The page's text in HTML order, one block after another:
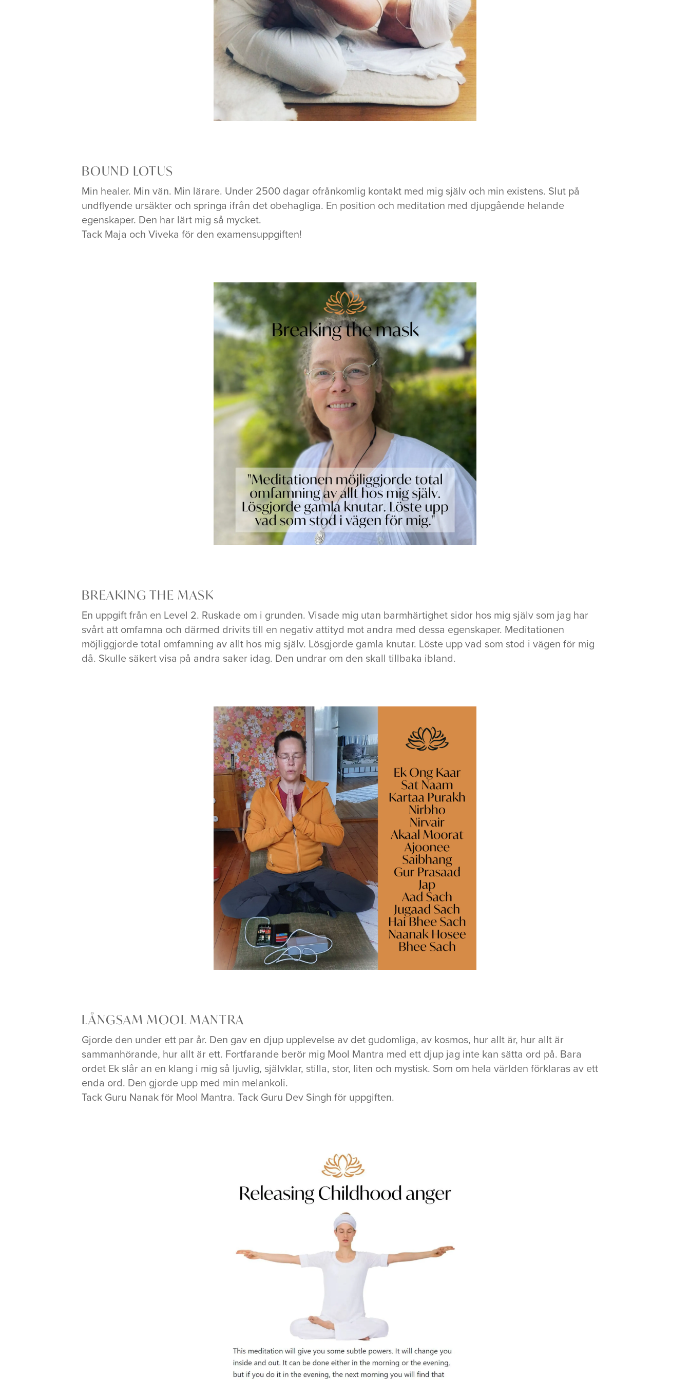
BOUND LOTUS
Min healer. Min vän. Min lärare. Under 2500 dagar ofrånkomlig kontakt med mig själv och min existens. Slut på
undflyende ursäkter och springa ifrån det obehagliga. En position och meditation med djupgående helande
egenskaper. Den har lärt mig så mycket.
Tack Maja och Viveka för den examensuppgiften!
BREAKING THE MASK
En uppgift från en Level 2. Ruskade om i grunden. Visade mig utan barmhärtighet sidor hos mig själv som jag har
svårt att omfamna och därmed drivits till en negativ attityd mot andra med dessa egenskaper. Meditationen
möjliggjorde total omfamning av allt hos mig själv. Lösgjorde gamla knutar. Löste upp vad som stod i vägen för mig
då. Skulle säkert visa på andra saker idag. Den undrar om den skall tillbaka ibland.
LÅNGSAM MOOL MANTRA
Gjorde den under ett par år. Den gav en djup upplevelse av det gudomliga, av kosmos, hur allt är, hur allt är
sammanhörande, hur allt är ett. Fortfarande berör mig Mool Mantra med ett djup jag inte kan sätta ord på. Bara
ordet Ek slår an en klang i mig så ljuvlig, självklar, stilla, stor, liten och mystisk. Som om hela världen förklaras av ett
enda ord. Den gjorde upp med min melankoli.
Tack Guru Nanak för Mool Mantra. Tack Guru Dev Singh för uppgiften.